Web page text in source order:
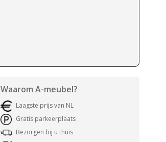
Waarom A-meubel?
Laagste prijs van NL
Gratis parkeerplaats
Bezorgen bij u thuis